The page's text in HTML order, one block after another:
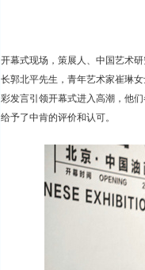
开幕式现场，策展人、中国艺术
长郭北平先生，青年艺术家崔琳
彩发言引领开幕式进入高潮，他
给予了中肯的评价和认可。